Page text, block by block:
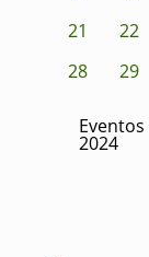
21
22
28
29
2024